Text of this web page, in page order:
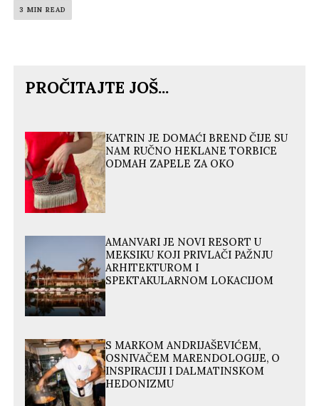
3 MIN READ
PROČITAJTE JOŠ...
KATRIN JE DOMAĆI BREND ČIJE SU
NAM RUČNO HEKLANE TORBICE
ODMAH ZAPELE ZA OKO
AMANVARI JE NOVI RESORT U
MEKSIKU KOJI PRIVLAČI PAŽNJU
ARHITEKTUROM I
SPEKTAKULARNOM LOKACIJOM
S MARKOM ANDRIJAŠEVIĆEM,
OSNIVAČEM MARENDOLOGIJE, O
INSPIRACIJI I DALMATINSKOM
HEDONIZMU